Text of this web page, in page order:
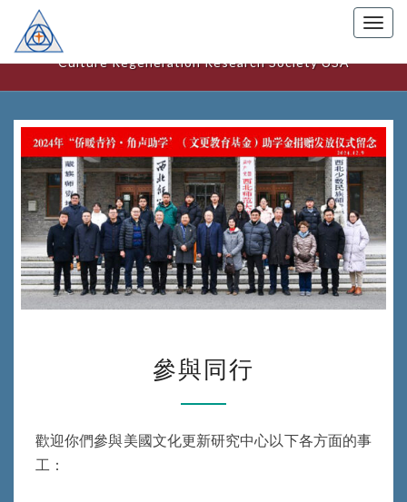
美國文化更新研究中心
Culture Regeneration Research Society USA
與
同
行
參與同行
歡迎你們參與美國文化更新研究中心以下各方面的事
工：